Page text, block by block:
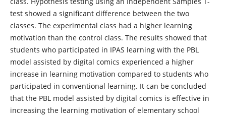
test showed a significant difference between the two
classes. The experimental class had a higher learning
motivation than the control class. The results showed that
students who participated in IPAS learning with the PBL
model assisted by digital comics experienced a higher
increase in learning motivation compared to students who
participated in conventional learning. It can be concluded
that the PBL model assisted by digital comics is effective in
increasing the learning motivation of elementary school